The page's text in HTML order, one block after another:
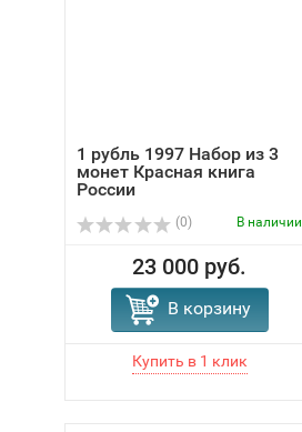
1 рубль 1997 Набор из 3
монет Красная книга
России
(0) В наличии
23 000 руб.
В корзину